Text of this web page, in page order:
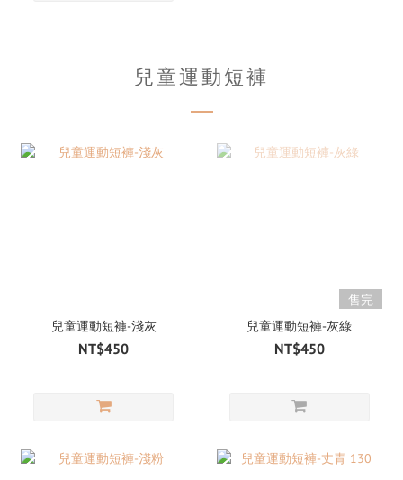
兒童運動短褲
兒童運動短褲-淺灰
NT$450
售完
兒童運動短褲-灰綠
NT$450